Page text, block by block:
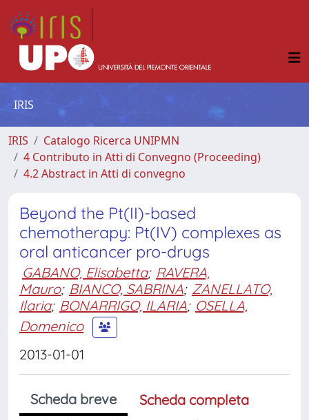
IRIS
IRIS
Catalogo Ricerca UNIPMN
4 Contributo in Atti di Convegno (Proceeding)
4.2 Abstract in Atti di convegno
Beyond the Pt(II)-based
chemotherapy: Pt(IV) complexes as
oral anticancer pro-drugs
GABANO, Elisabetta; RAVERA,
Mauro; BIANCO, SABRINA; ZANELLATO,
Ilaria; BONARRIGO, ILARIA; OSELLA,
Domenico
2013-01-01
Scheda breve
Scheda completa